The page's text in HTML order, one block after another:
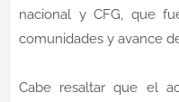
nacional y CFG, que
comunidades y avance
Cabe resaltar que el